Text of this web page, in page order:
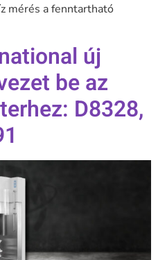
mérés a fenntartható
új
be az
D8328,